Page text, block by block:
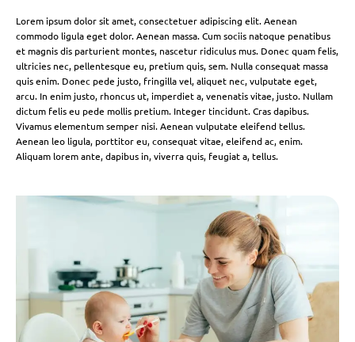
Lorem ipsum dolor sit amet, consectetuer adipiscing elit. Aenean
commodo ligula eget dolor. Aenean massa. Cum sociis natoque penatibus
et magnis dis parturient montes, nascetur ridiculus mus. Donec quam felis,
ultricies nec, pellentesque eu, pretium quis, sem. Nulla consequat massa
quis enim. Donec pede justo, fringilla vel, aliquet nec, vulputate eget,
arcu. In enim justo, rhoncus ut, imperdiet a, venenatis vitae, justo. Nullam
dictum felis eu pede mollis pretium. Integer tincidunt. Cras dapibus.
Vivamus elementum semper nisi. Aenean vulputate eleifend tellus.
Aenean leo ligula, porttitor eu, consequat vitae, eleifend ac, enim.
Aliquam lorem ante, dapibus in, viverra quis, feugiat a, tellus.